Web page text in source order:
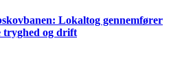
Lokaltog gennemfører
og drift